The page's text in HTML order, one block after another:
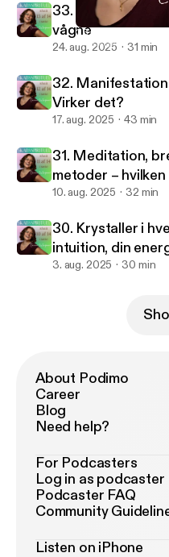
33. Det spirituelle
Skabsspirituel
33. Det
vågne
24. aug. 2025 31 min
32.
Virker det?
17. aug. 2025 43 min
31. Meditation,
metoder –
10. aug. 2025 32 min
30. Krystaller i
intuition, din
3. aug. 2025 30 min
About Podimo
Career
Blog
Need help?
For Podcasters
Log in as podcaster
Podcaster FAQ
Community
Listen on iPhone